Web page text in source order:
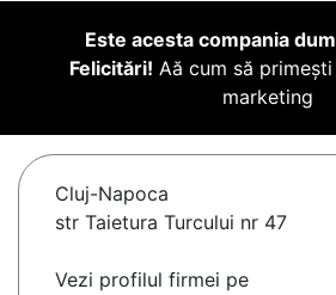
Este acesta compania
Felicitări! Aă cum să
marketing
Cluj-Napoca
str Taietura Turcului nr 47
Vezi profilul firmei pe